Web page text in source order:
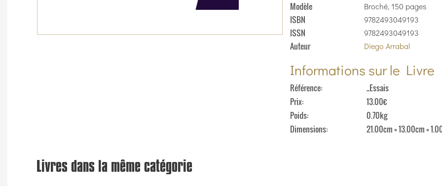
Modèle Broché, 150 pages
ISBN 9782493049193
ISSN 9782493049193
Auteur Diego Arrabal
Informations sur le Livre
Référence
_Essais
Prix
13.00€
Poids
0.70kg
Dimensions
21.00cm × 13.00cm ×
Livres dans la même catégorie